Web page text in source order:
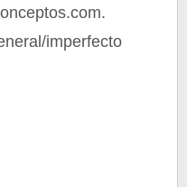
imperfecto